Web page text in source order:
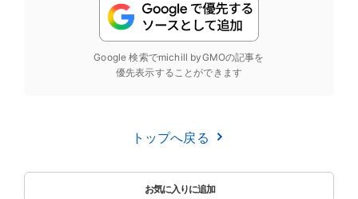
Google 検索でmichill byGMOの記事を
優先表示することができます
トップへ戻る